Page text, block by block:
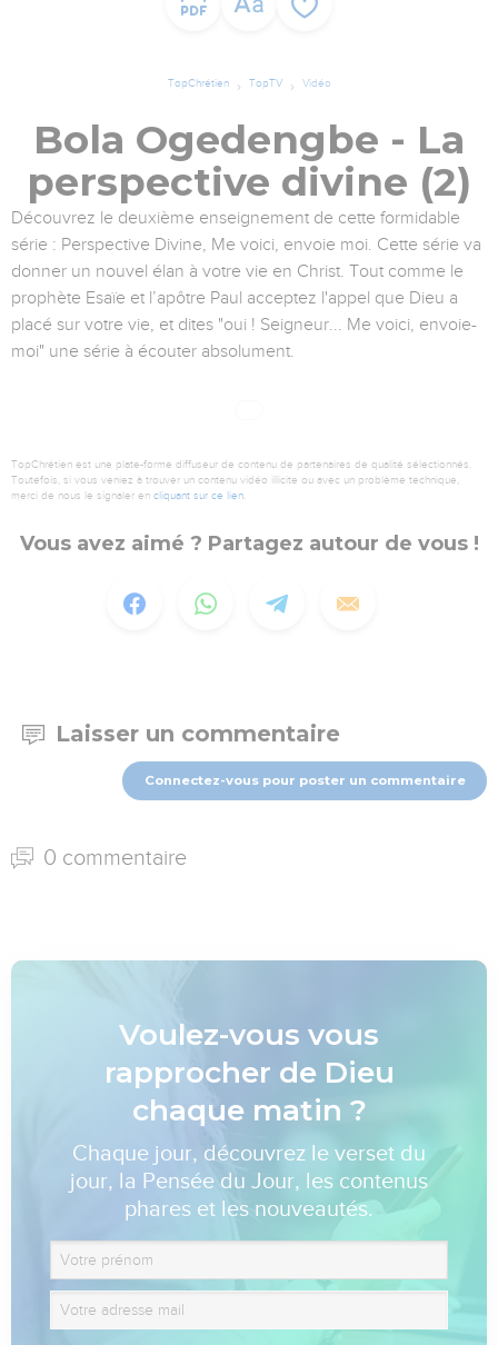
TopChrétien TopTV Vidéo
Bola Ogedengbe - La
perspective divine (2)
Découvrez le deuxième enseignement de cette formidable
série : Perspective Divine, Me voici, envoie moi. Cette série va
donner un nouvel élan à votre vie en Christ. Tout comme le
prophète Esaïe et l’apôtre Paul acceptez l'appel que Dieu a
placé sur votre vie, et dites "oui ! Seigneur... Me voici, envoie-
moi" une série à écouter absolument.
TopChrétien est une plate-forme diffuseur de contenu de partenaires de qualité sélectionnés.
Toutefois, si vous veniez à trouver un contenu vidéo illicite ou avec un problème technique,
merci de nous le signaler en cliquant sur ce lien.
Vous avez aimé ? Partagez autour de vous !
Laisser un commentaire
Connectez-vous pour poster un commentaire
0 commentaire
Voulez-vous vous
rapprocher de Dieu
chaque matin ?
Chaque jour, découvrez le verset du
jour, la Pensée du Jour, les contenus
phares et les nouveautés.